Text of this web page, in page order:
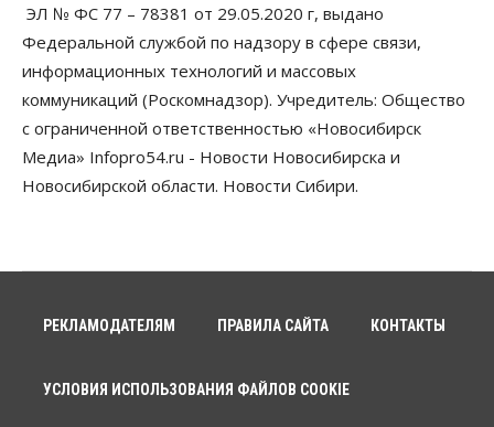
Авто Общество
Треть автовладельцев в Новосибирской области
«поставили машины на прикол»
07 Августа 2026, 13:00
Школы, библиотеки, пешеходные тротуары:
депутаты Госдумы контролируют работы на
социальных объектах
07 Августа 2026, 12:35
Синоптики рассказали о погоде в Новосибирске
Жители Новосибирска смогут добровольно
повысить свою пенсию
ЭЛ № ФС 77 – 78381 от 29.05.2020 г, выдано
Федеральной службой по надзору в сфере связи,
информационных технологий и массовых
коммуникаций (Роскомнадзор). Учредитель: Общество
с ограниченной ответственностью «Новосибирск
Медиа» Infopro54.ru - Новости Новосибирска и
Новосибирской области. Новости Сибири.
РЕКЛАМОДАТЕЛЯМ ПРАВИЛА САЙТА КОНТАКТЫ
УСЛОВИЯ ИСПОЛЬЗОВАНИЯ ФАЙЛОВ COOKIE